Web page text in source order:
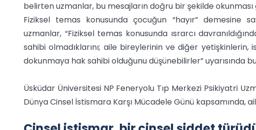
belirten uzmanlar, bu mesajların doğru bir şekilde
Fiziksel temas konusunda çocuğun “hayır” demesine
uzmanlar, “Fiziksel temas konusunda ısrarcı
sahibi olmadıklarını; aile bireylerinin ve diğer
dokunmaya hak sahibi olduğunu düşünebilirler” uyarısında
Üsküdar Üniversitesi NP Feneryolu Tıp Merkezi Psikiyatri
Dünya Cinsel İstismara Karşı Mücadele Günü kapsamında,